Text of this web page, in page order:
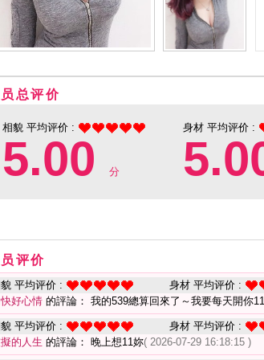
总评价
相貌 平均评价 :
5.00 分
身材 平均评价 :
评价
平均评价 : 身材 平均评价 :
好心情 的評論： 我的539總算回來了～我要每天開你11
平均评价 : 身材 平均评价 :
的人生 的評論： 晚上想11妳( 2026-07-29 16:18:15 )